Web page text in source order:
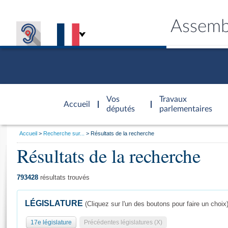
Accueil
d'accueil
Vos
députés
Travaux
parlementaires
Général
Vous
Accueil Recherche sur... Résultats de la recherche
Résultats de la recherche
793428 résultats trouvés
LÉGISLATURE (Cliquez sur l'un des boutons pour faire un choix)
17e législature Précédentes législatures (X)